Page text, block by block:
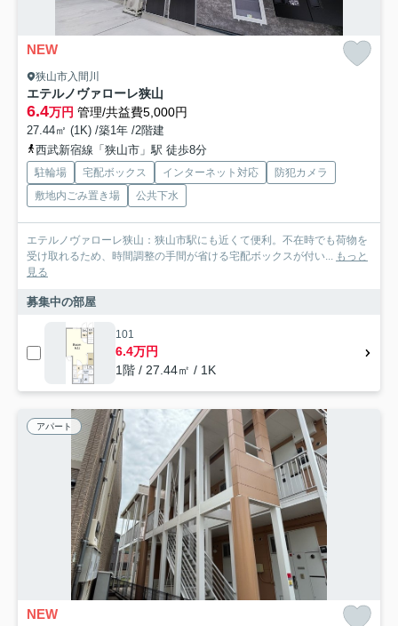
NEW
狭山市入間川
エテルノヴァローレ狭山
6.4万円 管理/共益費5,000円
27.44㎡ (1K) /築1年 /2階建
西武新宿線「狭山市」駅 徒歩8分
駐輪場 宅配ボックス インターネット対応
防犯カメラ
敷地内ごみ置き場
公共下水
エテルノヴァローレ狭山：狭山市駅にも近くて便利。不在時でも荷物を
受け取れるため、時間調整の手間が省ける宅配ボックスが付い... もっと
見る
募集中の部屋
101
6.4万円
1階 / 27.44㎡ / 1K
アパート
NEW